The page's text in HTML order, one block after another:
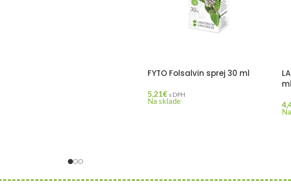
FYTO Folsalvin sprej 30 ml
5,21€ s DPH
Na sklade
ml